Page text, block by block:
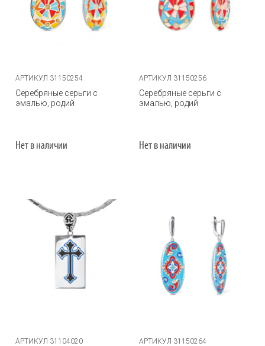
АРТИКУЛ 31150254
Серебряные серьги с
эмалью, родий
Нет в наличии
АРТИКУЛ 31150256
Серебряные серьги с
эмалью, родий
Нет в наличии
АРТИКУЛ 31104020 АРТИКУЛ 31150264